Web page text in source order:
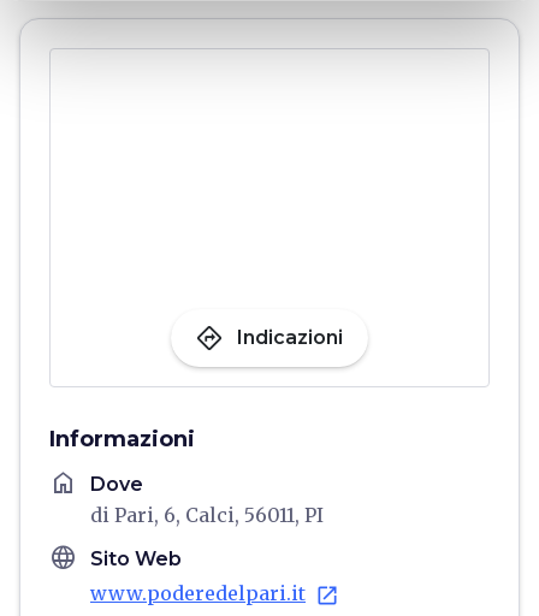
directions Indicazioni
Informazioni
home Dove
di Pari, 6, Calci, 56011, PI
language Sito Web
www.poderedelpari.it open_in_new